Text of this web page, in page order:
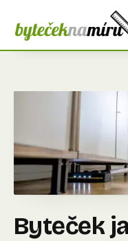
Byteček